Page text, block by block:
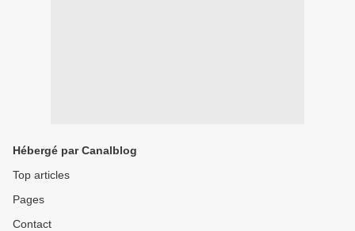
Hébergé par Canalblog
Top articles
Pages
Contact